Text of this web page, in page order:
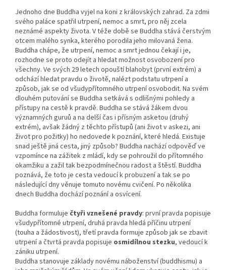
Jednoho dne Buddha vyjel na koni z královských zahrad. Za zdmi
svého paláce spatřil utrpení, nemoc a smrt, pro něj zcela
neznámé aspekty života. V téže době se Buddha stává čerstvým
otcem malého synka, kterého porodila jeho milovaná žena.
Buddha chápe, že utrpení, nemoc a smrt jednou čekají i je,
rozhodne se proto odejít a hledat možnost osvobození pro
všechny. Ve svých 29 letech opouští blahobyt (první extrém) a
odchází hledat pravdu o životě, nalézt podstatu utrpení a
způsob, jak se od všudypřítomného utrpení osvobodit. Na svém
dlouhém putování se Buddha setkává s odlišnými pohledy a
přístupy na cestě k pravdě. Buddha se stává žákem dvou
významných guruů a na delší čas i přísným asketou (druhý
extrém), avšak žádný z těchto přístupů (ani život v askezi, ani
život pro požitky) ho nedovede k poznání, které hledá. Existuje
snad ještě jiná cesta, jiný způsob? Buddha nachází odpověď ve
vzpomínce na zážitek z mládí, kdy se pohroužil do přítomného
okamžiku a zažil tak bezpodmínečnou radost a štěstí. Buddha
poznává, že toto je cesta vedoucí k probuzení a tak se po
následující dny věnuje tomuto novému cvičení. Po několika
dnech Buddha dochází poznání a osvícení.
Buddha formuluje čtyři vznešené pravdy: první pravda popisuje
všudypřítomné utrpení, druhá pravda hledá příčinu utrpení
(touha a žádostivost), třetí pravda formuje způsob jak se zbavit
utrpení a čtvrtá pravda popisuje osmidílnou stezku, vedoucí k
zániku utrpení.
Buddha stanovuje základy novému náboženství (buddhismu) a